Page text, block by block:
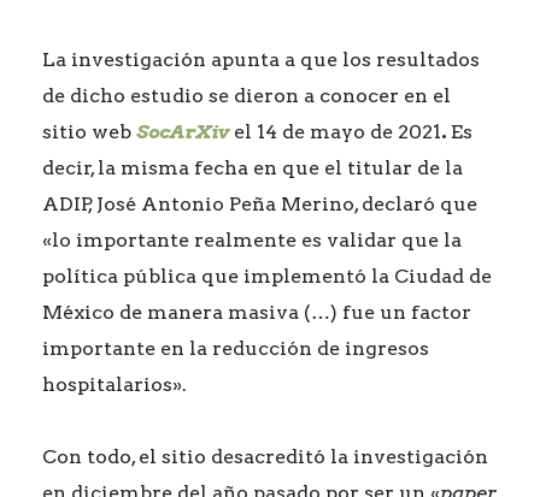
La investigación apunta a que los resultados
de dicho estudio se dieron a conocer en el
sitio web SocArXivel 14 de mayo de 2021. Es
decir, la misma fecha en que el titular de la
ADIP, José Antonio Peña Merino, declaró que
«lo importante realmente es validar que la
política pública que implementó la Ciudad de
México de manera masiva (…) fue un factor
importante en la reducción de ingresos
hospitalarios».
Con todo, el sitio desacreditó la investigación